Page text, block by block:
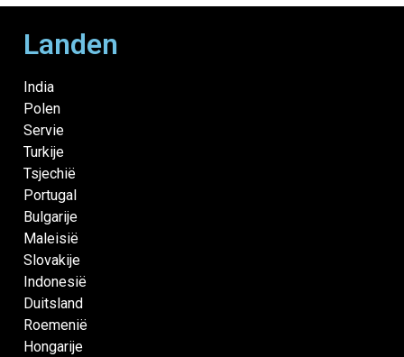
Landen
India
Polen
Servie
Turkije
Tsjechië
Portugal
Bulgarije
Maleisië
Slovakije
Indonesië
Duitsland
Roemenië
Hongarije